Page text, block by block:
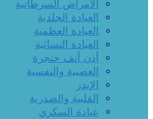
الأمراض السرطانية
العيادة الجلدية
العيادة العظمية
العيادة النسائية
أذن أنف حنجرة
العصبية والنفسية
الإيدز
القلبية والصدرية
عيادة السكري